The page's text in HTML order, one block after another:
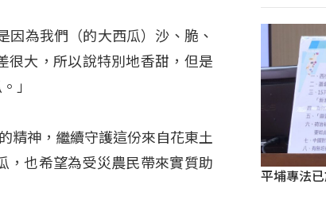
為我們（的大西瓜）沙、脆、
很大，所以說特別地香甜，但是
」
精神，繼續守護這份來自花東土
，也希望為受災農民帶來實質助
平埔專法